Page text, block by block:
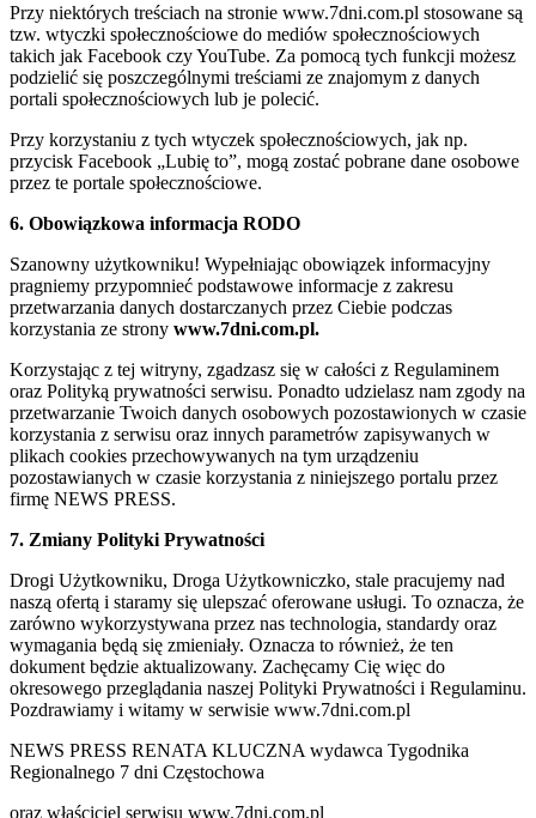
Przy niektórych treściach na stronie www.7dni.com.pl stosowane są
tzw. wtyczki społecznościowe do mediów społecznościowych
takich jak Facebook czy YouTube. Za pomocą tych funkcji możesz
podzielić się poszczególnymi treściami ze znajomym z danych
portali społecznościowych lub je polecić.
Przy korzystaniu z tych wtyczek społecznościowych, jak np.
przycisk Facebook „Lubię to”, mogą zostać pobrane dane osobowe
przez te portale społecznościowe.
6. Obowiązkowa informacja RODO
Szanowny użytkowniku! Wypełniając obowiązek informacyjny
pragniemy przypomnieć podstawowe informacje z zakresu
przetwarzania danych dostarczanych przez Ciebie podczas
korzystania ze strony www.7dni.com.pl.
Korzystając z tej witryny, zgadzasz się w całości z Regulaminem
oraz Polityką prywatności serwisu. Ponadto udzielasz nam zgody na
przetwarzanie Twoich danych osobowych pozostawionych w czasie
korzystania z serwisu oraz innych parametrów zapisywanych w
plikach cookies przechowywanych na tym urządzeniu
pozostawianych w czasie korzystania z niniejszego portalu przez
firmę NEWS PRESS.
7. Zmiany Polityki Prywatności
Drogi Użytkowniku, Droga Użytkowniczko, stale pracujemy nad
naszą ofertą i staramy się ulepszać oferowane usługi. To oznacza, że
zarówno wykorzystywana przez nas technologia, standardy oraz
wymagania będą się zmieniały. Oznacza to również, że ten
dokument będzie aktualizowany. Zachęcamy Cię więc do
okresowego przeglądania naszej Polityki Prywatności i Regulaminu.
Pozdrawiamy i witamy w serwisie www.7dni.com.pl
NEWS PRESS RENATA KLUCZNA wydawca Tygodnika
Regionalnego 7 dni Częstochowa
oraz właściciel serwisu www.7dni.com.pl